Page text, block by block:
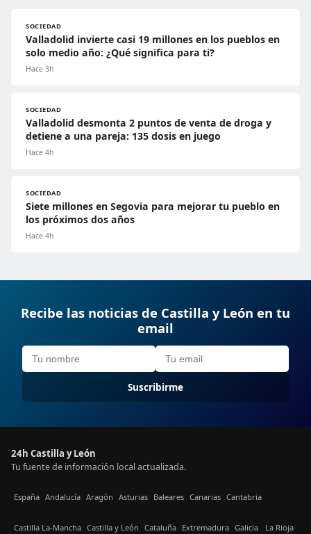
SOCIEDAD
Valladolid invierte casi 19 millones en los pueblos en
solo medio año: ¿Qué significa para ti?
Hace 3h
SOCIEDAD
Valladolid desmonta 2 puntos de venta de droga y
detiene a una pareja: 135 dosis en juego
Hace 4h
SOCIEDAD
Siete millones en Segovia para mejorar tu pueblo en
los próximos dos años
Hace 4h
Recibe las noticias de Castilla y León en tu
email
Suscribirme
24h Castilla y León
Tu fuente de información local actualizada.
España Andalucía Aragón Asturias Baleares Canarias Cantabria
Castilla La-Mancha Castilla y León Cataluña Extremadura Galicia La Rioja